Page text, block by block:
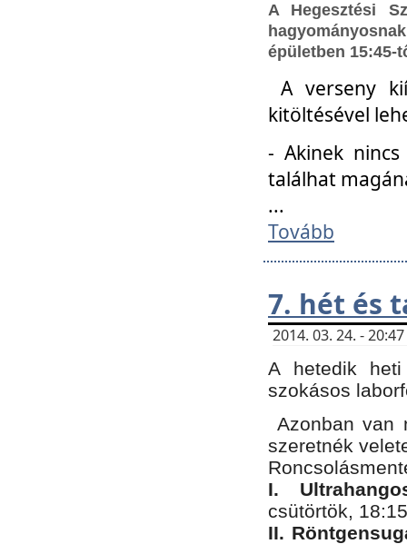
A Hegesztési
épületben 15:45-
A verseny
kitöltésével
- Akinek
találhat
...
Tovább
7. hét és
2014. 03. 24. -
A hetedik
szokásos
Azonban van
szeretnék
I.
csütörtök,
II.